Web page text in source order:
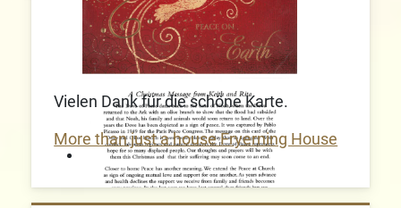
Vielen Dank für die schöne Karte.
More than just a house Fryerning House